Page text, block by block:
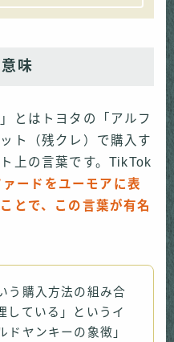
味
とはトヨタの「アルフ
ト（残クレ）で購入す
上の言葉です。TikTok
ードをユーモアに表
とで、この言葉が有名
う購入方法の組み合
している」というイ
ドヤンキーの象徴」